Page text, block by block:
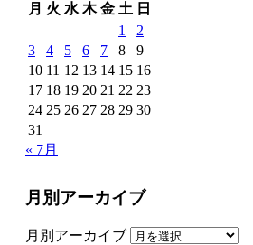
月 火 水 木 金 土 日
1
2
3
4 5 6 7 8
9
10 11 12 13 14 15 16
17 18 19 20 21 22 23
24 25 26 27 28 29 30
31
« 7月
月別アーカイブ
月別アーカイブ